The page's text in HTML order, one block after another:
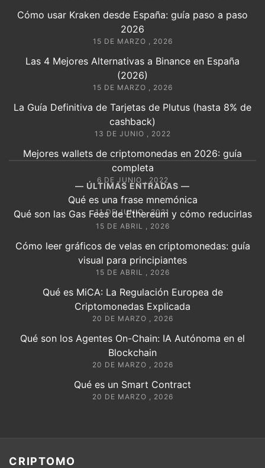
Cómo usar Kraken desde España: guía paso a paso
2026
15 DE MARZO , 2026
Las 4 Mejores Alternativas a Binance en España
(2026)
15 DE MARZO , 2026
La Guía Definitiva de Tarjetas de Plutus (hasta 8% de
cashback)
13 DE JUNIO , 2022
Mejores wallets de criptomonedas en 2026: guía
completa
6 DE JUNIO , 2022
Qué es una frase mnemónica
11 DE JUNIO , 2021
ÚLTIMAS ENTRADAS
Qué son las Gas Fees de Ethereum y cómo reducirlas
15 DE ABRIL , 2026
Cómo leer gráficos de velas en criptomonedas: guía
visual para principiantes
15 DE ABRIL , 2026
Qué es MiCA: La Regulación Europea de
Criptomonedas Explicada
20 DE MARZO , 2026
Qué son los Agentes On-Chain: IA Autónoma en el
Blockchain
20 DE MARZO , 2026
Qué es un Smart Contract
20 DE MARZO , 2026
CRIPTOMO